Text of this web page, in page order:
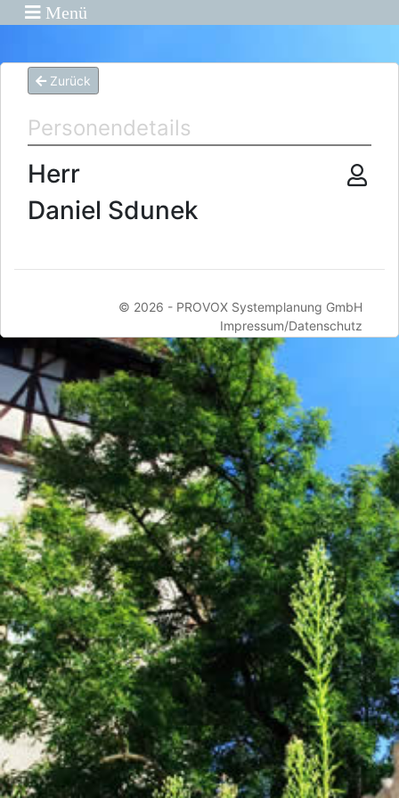
Menü
Zurück
Personendetails
Herr
Daniel Sdunek
© 2026 - PROVOX Systemplanung GmbH
Impressum/Datenschutz